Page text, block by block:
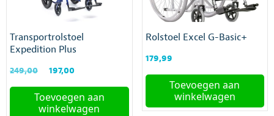
gekozen
worden
de
productpagina
Transportrolstoel
Expedition Plus
249,00
Oorspronkelijke
was:
€249,00.
197,00
is:
€197,00.
Toevoegen aan
winkelwagen
Rolstoel Excel G-Basic+
179,99
Toevoegen aan
winkelwagen